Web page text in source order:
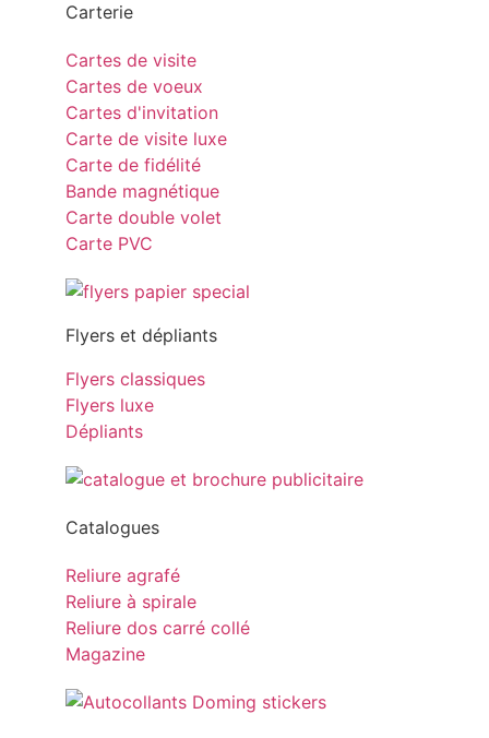
Carterie
Cartes de visite
Cartes de voeux
Cartes d'invitation
Carte de visite luxe
Carte de fidélité
Bande magnétique
Carte double volet
Carte PVC
Flyers et dépliants
Flyers classiques
Flyers luxe
Dépliants
Catalogues
Reliure agrafé
Reliure à spirale
Reliure dos carré collé
Magazine